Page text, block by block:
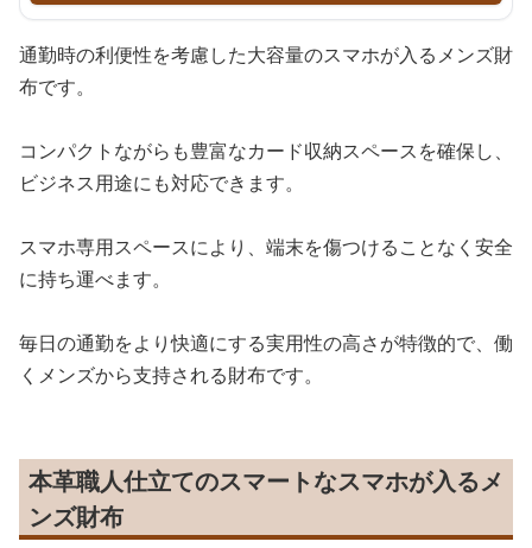
通勤時の利便性を考慮した大容量のスマホが入るメンズ財
布です。
コンパクトながらも豊富なカード収納スペースを確保し、
ビジネス用途にも対応できます。
スマホ専用スペースにより、端末を傷つけることなく安全
に持ち運べます。
毎日の通勤をより快適にする実用性の高さが特徴的で、働
くメンズから支持される財布です。
本革職人仕立てのスマートなスマホが入るメ
ンズ財布